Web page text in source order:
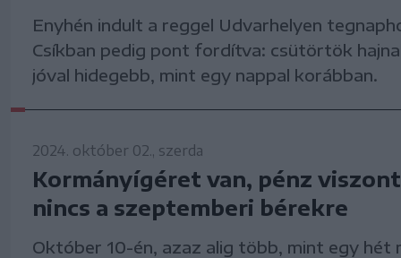
Enyhén indult a reggel Udvarhelyen
Csíkban pedig pont fordítva: csütörtök
jóval hidegebb, mint egy nappal korábban.
2024. október 02., szerda
Kormányígéret van, pénz
nincs a szeptemberi bérekre
Október 10-én, azaz alig több, mint egy hét